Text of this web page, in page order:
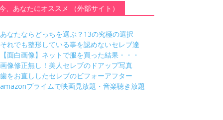
、あなたにオススメ （外部サイト）
あなたならどっちを選ぶ？13の究極の選択
それでも整形している事を認めないセレブ達
【面白画像】ネットで服を買った結果・・・
画像修正無し！美人セレブのドアップ写真
歯をお直ししたセレブのビフォーアフター
amazonプライムで映画見放題・音楽聴き放題